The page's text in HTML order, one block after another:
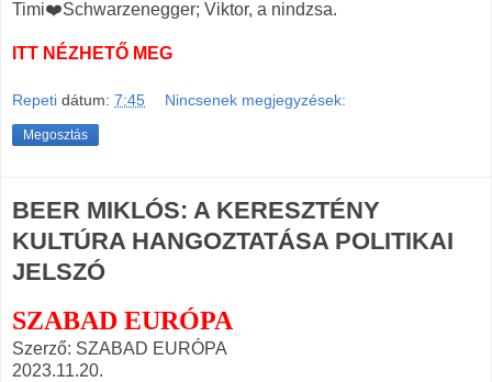
Timi❤️Schwarzenegger; Viktor, a nindzsa.
ITT NÉZHETŐ MEG
Repeti dátum: 7:45 Nincsenek megjegyzések:
Megosztás
BEER MIKLÓS: A KERESZTÉNY
KULTÚRA HANGOZTATÁSA POLITIKAI
JELSZÓ
SZABAD EURÓPA
Szerző: SZABAD EURÓPA
2023.11.20.